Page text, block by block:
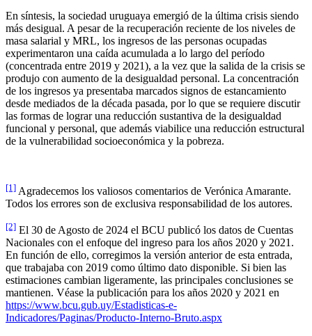
En síntesis, la sociedad uruguaya emergió de la última crisis siendo
más desigual. A pesar de la recuperación reciente de los niveles de
masa salarial y MRL, los ingresos de las personas ocupadas
experimentaron una caída acumulada a lo largo del período
(concentrada entre 2019 y 2021), a la vez que la salida de la crisis se
produjo con aumento de la desigualdad personal. La concentración
de los ingresos ya presentaba marcados signos de estancamiento
desde mediados de la década pasada, por lo que se requiere discutir
las formas de lograr una reducción sustantiva de la desigualdad
funcional y personal, que además viabilice una reducción estructural
de la vulnerabilidad socioeconómica y la pobreza.
[1] Agradecemos los valiosos comentarios de Verónica Amarante.
Todos los errores son de exclusiva responsabilidad de los autores.
[2] El 30 de Agosto de 2024 el BCU publicó los datos de Cuentas
Nacionales con el enfoque del ingreso para los años 2020 y 2021.
En función de ello, corregimos la versión anterior de esta entrada,
que trabajaba con 2019 como último dato disponible. Si bien las
estimaciones cambian ligeramente, las principales conclusiones se
mantienen. Véase la publicación para los años 2020 y 2021 en
https://www.bcu.gub.uy/Estadisticas-e-
Indicadores/Paginas/Producto-Interno-Bruto.aspx